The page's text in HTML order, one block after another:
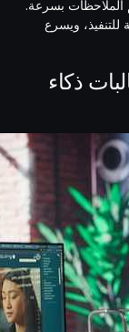
بسرعة.
ويسرع
ذكاء